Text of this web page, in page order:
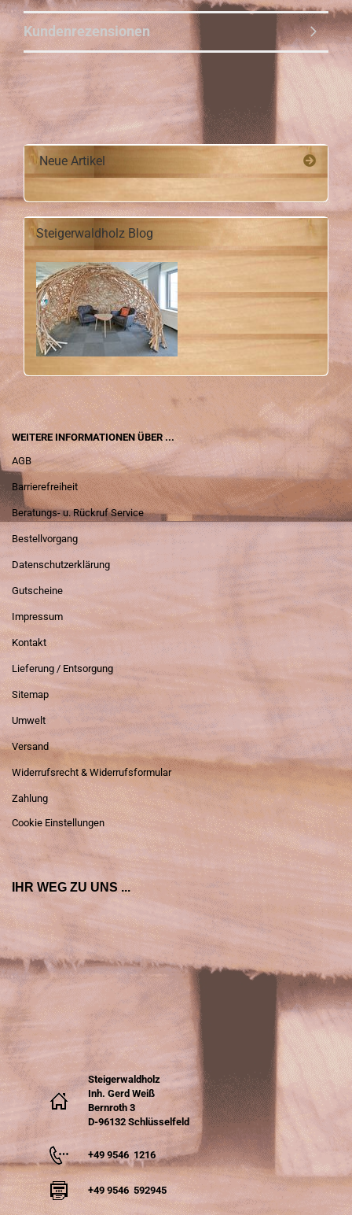
Kundenrezensionen
Neue Artikel
Steigerwaldholz Blog
WEITERE INFORMATIONEN ÜBER ...
AGB
Barrierefreiheit
Beratungs- u. Rückruf Service
Bestellvorgang
Datenschutzerklärung
Gutscheine
Impressum
Kontakt
Lieferung / Entsorgung
Sitemap
Umwelt
Versand
Widerrufsrecht & Widerrufsformular
Zahlung
Cookie Einstellungen
IHR WEG ZU UNS ...
Steigerwaldholz
Inh. Gerd Weiß
Bernroth 3
D-96132 Schlüsselfeld
+49 9546 1216
+49 9546 592945